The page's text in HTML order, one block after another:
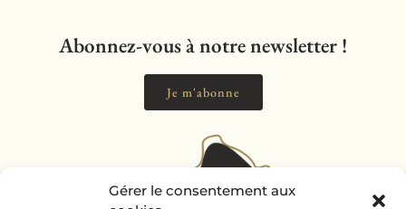
Gérer le consentement aux
Abonnez-vous à notre newsletter !
Je m'abonne